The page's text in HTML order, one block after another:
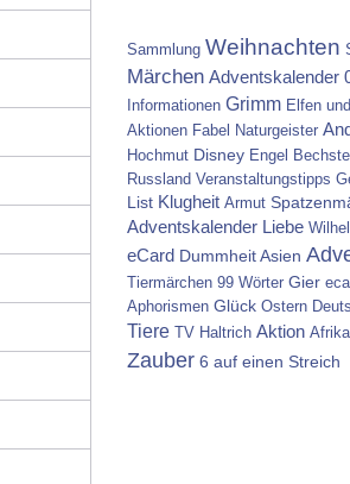
Sammlung Weihnachten
Märchen Adventskalender
Informationen Grimm Elfen
Aktionen Fabel Naturgeister
Hochmut Disney Engel
Russland Veranstaltungstipps
List Klugheit Armut
Adventskalender Liebe
eCard Dummheit Asien
Tiermärchen 99 Wörter Gier
Aphorismen Glück Ostern
Tiere TV Haltrich Aktion Afrika
Zauber 6 auf einen Streich